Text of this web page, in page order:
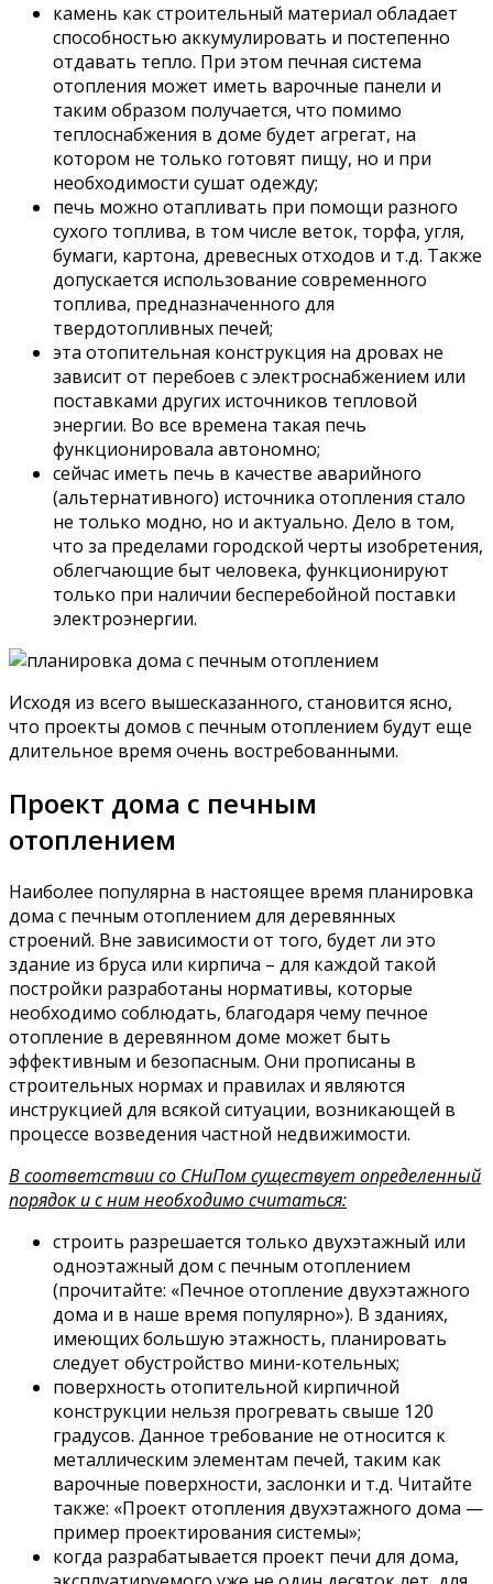
камень как строительный материал обладает
способностью аккумулировать и постепенно
отдавать тепло. При этом печная система
отопления может иметь варочные панели и
таким образом получается, что помимо
теплоснабжения в доме будет агрегат, на
котором не только готовят пищу, но и при
необходимости сушат одежду;
печь можно отапливать при помощи разного
сухого топлива, в том числе веток, торфа, угля,
бумаги, картона, древесных отходов и т.д. Также
допускается использование современного
топлива, предназначенного для
твердотопливных печей;
эта отопительная конструкция на дровах не
зависит от перебоев с электроснабжением или
поставками других источников тепловой
энергии. Во все времена такая печь
функционировала автономно;
сейчас иметь печь в качестве аварийного
(альтернативного) источника отопления стало
не только модно, но и актуально. Дело в том,
что за пределами городской черты изобретения,
облегчающие быт человека, функционируют
только при наличии бесперебойной поставки
электроэнергии.
Исходя из всего вышесказанного, становится ясно,
что проекты домов с печным отоплением будут еще
длительное время очень востребованными.
Проект дома с печным
отоплением
Наиболее популярна в настоящее время планировка
дома с печным отоплением для деревянных
строений. Вне зависимости от того, будет ли это
здание из бруса или кирпича – для каждой такой
постройки разработаны нормативы, которые
необходимо соблюдать, благодаря чему печное
отопление в деревянном доме может быть
эффективным и безопасным. Они прописаны в
строительных нормах и правилах и являются
инструкцией для всякой ситуации, возникающей в
процессе возведения частной недвижимости.
В соответствии со СНиПом существует определенный
порядок и с ним необходимо считаться:
строить разрешается только двухэтажный или
одноэтажный дом с печным отоплением
(прочитайте: «Печное отопление двухэтажного
дома и в наше время популярно»). В зданиях,
имеющих большую этажность, планировать
следует обустройство мини-котельных;
поверхность отопительной кирпичной
конструкции нельзя прогревать свыше 120
градусов. Данное требование не относится к
металлическим элементам печей, таким как
варочные поверхности, заслонки и т.д. Читайте
также: «Проект отопления двухэтажного дома —
пример проектирования системы»;
когда разрабатывается проект печи для дома,